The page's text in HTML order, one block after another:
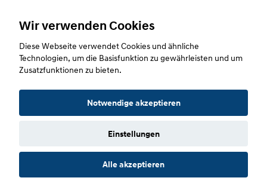
erforderlich.
Zustimmen
Copyright © 2026. Autohaus Scherhag
Datenschutz Impressum
Wir verwenden Cookies
Diese Webseite verwendet Cookies und ähnliche
Technologien, um die Basisfunktion zu gewährleisten und um
Zusatzfunktionen zu bieten.
Notwendige akzeptieren
Einstellungen
Alle akzeptieren